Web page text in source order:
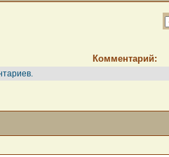
Комментарий: